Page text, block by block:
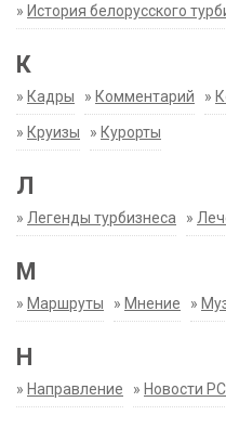
» История белорусского
К
» Кадры » Комментарий »
» Круизы » Курорты
Л
» Легенды турбизнеса »
М
» Маршруты » Мнение »
Н
» Направление » Новости